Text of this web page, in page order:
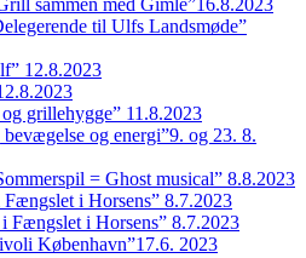
sammen med Gimle”16.8.2023
til Ulfs Landsmøde”
12.8.2023
grillehygge” 11.8.2023
og energi”9. og 23. 8.
= Ghost musical” 8.8.2023
i Horsens” 8.7.2023
Fængslet i Horsens” 8.7.2023
København”17.6. 2023